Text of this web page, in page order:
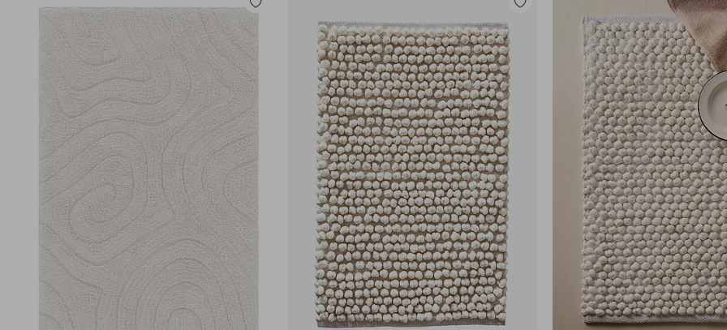
Lisää
suosikkeihin
Lisää